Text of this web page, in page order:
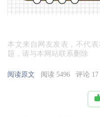
本文来自网友发表，不代
题，请与本网站联系删除
阅读原文 阅读 5496 评论 17